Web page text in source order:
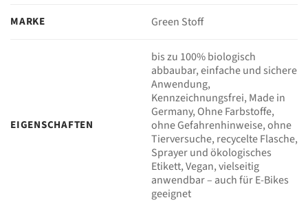
MARKE Green Stoff
EIGENSCHAFTEN
bis zu 100% biologisch
abbaubar, einfache und sichere
Anwendung,
Kennzeichnungsfrei, Made in
Germany, Ohne Farbstoffe,
ohne Gefahrenhinweise, ohne
Tierversuche, recycelte Flasche,
Sprayer und ökologisches
Etikett, Vegan, vielseitig
anwendbar – auch für E-Bikes
geeignet